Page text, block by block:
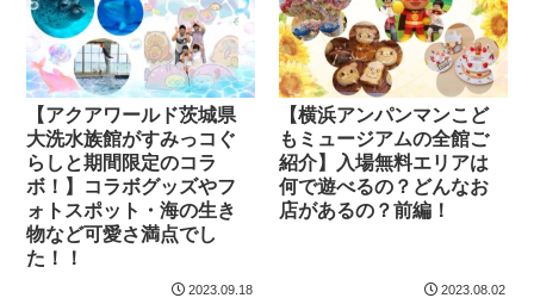
【アクアワールド茨城県
大洗水族館がすみっコぐ
らしと期間限定のコラ
ボ！】コラボグッズやフ
ォトスポット・海の生き
物など可愛さ満点でし
た！！
2023.09.18
【横浜アンパンマンこど
もミュージアムの全館ご
紹介】入場無料エリアは
何で遊べるの？どんなお
店があるの？前編！
2023.08.02